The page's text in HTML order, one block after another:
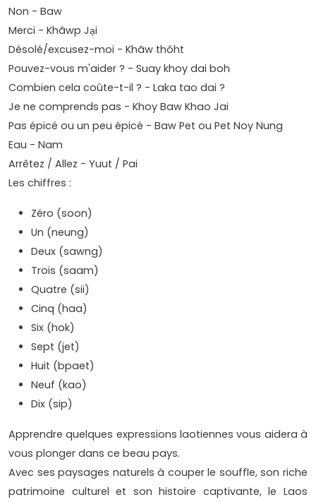
Non - Baw
Merci - Khãwp Ja̖i
Désolé/excusez-moi - Khãw thôht
Pouvez-vous m'aider ? - Suay khoy dai boh
Combien cela coûte-t-il ? - Laka tao dai ?
Je ne comprends pas - Khoy Baw Khao Jai
Pas épicé ou un peu épicé - Baw Pet ou Pet Noy Nung
Eau - Nam
Arrêtez / Allez - Yuut / Pai
Les chiffres :
Zéro (soon)
Un (neung)
Deux (sawng)
Trois (saam)
Quatre (sii)
Cinq (haa)
Six (hok)
Sept (jet)
Huit (bpaet)
Neuf (kao)
Dix (sip)
Apprendre quelques expressions laotiennes vous aidera à
vous plonger dans ce beau pays.
Avec ses paysages naturels à couper le souffle, son riche
patrimoine culturel et son histoire captivante, le Laos